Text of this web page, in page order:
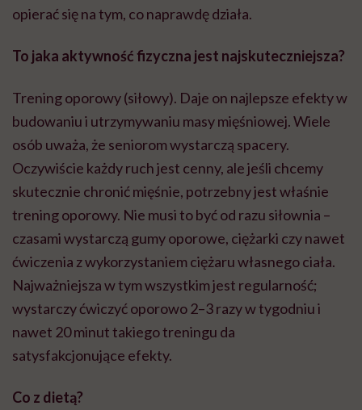
opierać się na tym, co naprawdę działa.
To jaka aktywność fizyczna jest najskuteczniejsza?
Trening oporowy (siłowy). Daje on najlepsze efekty w
budowaniu i utrzymywaniu masy mięśniowej. Wiele
osób uważa, że seniorom wystarczą spacery.
Oczywiście każdy ruch jest cenny, ale jeśli chcemy
skutecznie chronić mięśnie, potrzebny jest właśnie
trening oporowy. Nie musi to być od razu siłownia –
czasami wystarczą gumy oporowe, ciężarki czy nawet
ćwiczenia z wykorzystaniem ciężaru własnego ciała.
Najważniejsza w tym wszystkim jest regularność;
wystarczy ćwiczyć oporowo 2–3 razy w tygodniu i
nawet 20 minut takiego treningu da
satysfakcjonujące efekty.
Co z dietą?